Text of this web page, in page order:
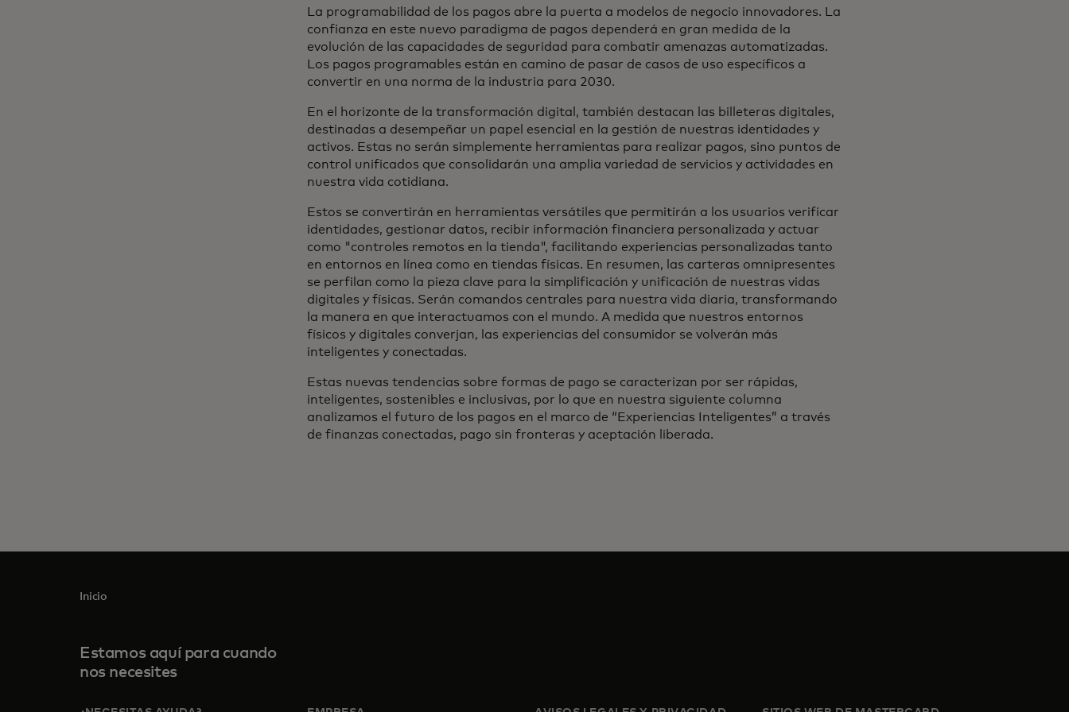
La programabilidad de los pagos abre la puerta a modelos de negocio innovadores. La
confianza en este nuevo paradigma de pagos dependerá en gran medida de la
evolución de las capacidades de seguridad para combatir amenazas automatizadas.
Los pagos programables están en camino de pasar de casos de uso específicos a
convertir en una norma de la industria para 2030.
En el horizonte de la transformación digital, también destacan las billeteras digitales,
destinadas a desempeñar un papel esencial en la gestión de nuestras identidades y
activos. Estas no serán simplemente herramientas para realizar pagos, sino puntos de
control unificados que consolidarán una amplia variedad de servicios y actividades en
nuestra vida cotidiana.
Estos se convertirán en herramientas versátiles que permitirán a los usuarios verificar
identidades, gestionar datos, recibir información financiera personalizada y actuar
como "controles remotos en la tienda", facilitando experiencias personalizadas tanto
en entornos en línea como en tiendas físicas. En resumen, las carteras omnipresentes
se perfilan como la pieza clave para la simplificación y unificación de nuestras vidas
digitales y físicas. Serán comandos centrales para nuestra vida diaria, transformando
la manera en que interactuamos con el mundo. A medida que nuestros entornos
físicos y digitales converjan, las experiencias del consumidor se volverán más
inteligentes y conectadas.
Estas nuevas tendencias sobre formas de pago se caracterizan por ser rápidas,
inteligentes, sostenibles e inclusivas, por lo que en nuestra siguiente columna
analizamos el futuro de los pagos en el marco de “Experiencias Inteligentes” a través
de finanzas conectadas, pago sin fronteras y aceptación liberada.
Inicio
Estamos aquí para cuando
nos necesites